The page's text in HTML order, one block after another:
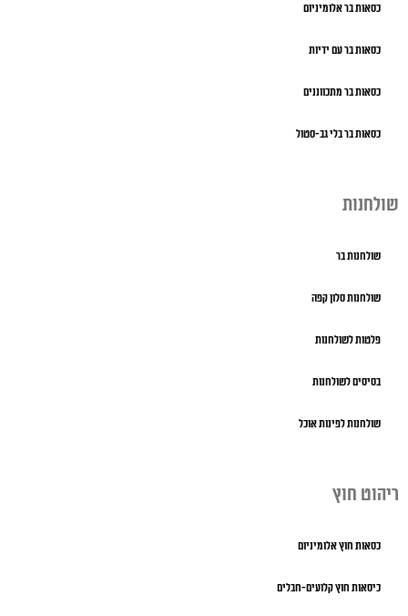
כסאות בר אלומיניום
כסאות בר עם ידיות
כסאות בר מתכווננים
כסאות בר בלי גב-סטול
שולחנות
שולחנות בר
שולחנות סלון קפה
פלטות לשולחנות
בסיסים לשולחנות
שולחנות לפינות אוכל
ריהוט חוץ
כסאות חוץ אלומיניום
כיסאות חוץ קלועים-חבלים